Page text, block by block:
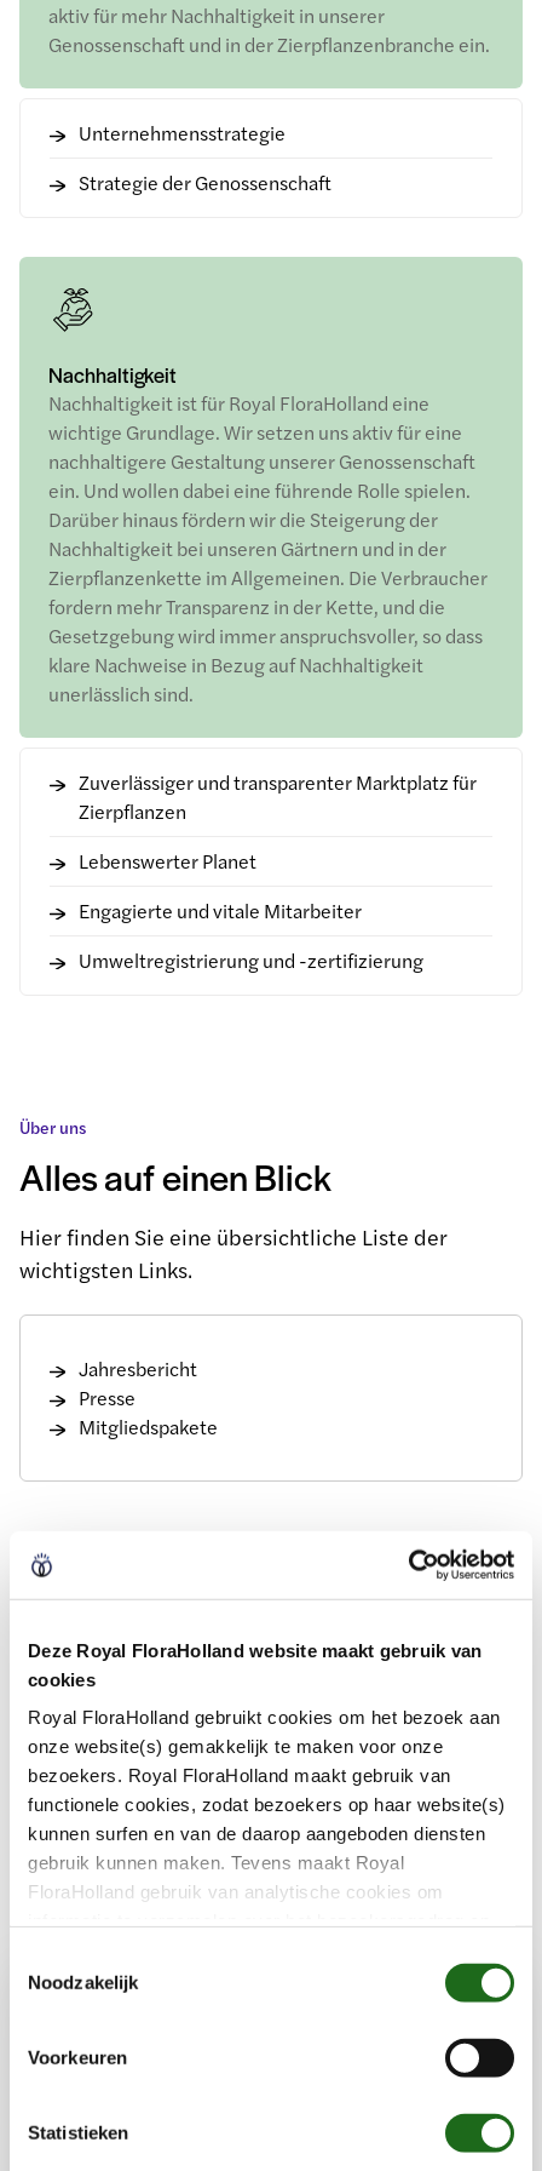
Deze Royal FloraHolland website maakt gebruik van
cookies
Royal FloraHolland gebruikt cookies om het bezoek aan
onze website(s) gemakkelijk te maken voor onze
bezoekers. Royal FloraHolland maakt gebruik van
functionele cookies, zodat bezoekers op haar website(s)
kunnen surfen en van de daarop aangeboden diensten
gebruik kunnen maken. Tevens maakt Royal
FloraHolland gebruik van analytische cookies om
géén informatie bewaard waarmee uw identiteit kan
anoniem. U gaat akkoord met deze cookies als u onze
website(s) blijft gebruiken.
Noodzakelijk
Voorkeuren
Statistieken
aktiv für mehr Nachhaltigkeit in unserer
Genossenschaft und in der Zierpflanzenbranche ein.
Unternehmensstrategie
Strategie der Genossenschaft
Nachhaltigkeit
Nachhaltigkeit ist für Royal FloraHolland eine
wichtige Grundlage. Wir setzen uns aktiv für eine
nachhaltigere Gestaltung unserer Genossenschaft
ein. Und wollen dabei eine führende Rolle spielen.
Darüber hinaus fördern wir die Steigerung der
Nachhaltigkeit bei unseren Gärtnern und in der
Zierpflanzenkette im Allgemeinen. Die Verbraucher
fordern mehr Transparenz in der Kette, und die
Gesetzgebung wird immer anspruchsvoller, so dass
klare Nachweise in Bezug auf Nachhaltigkeit
unerlässlich sind.
Zuverlässiger und transparenter Marktplatz für
Zierpflanzen
Lebenswerter Planet
Engagierte und vitale Mitarbeiter
Umweltregistrierung und -zertifizierung
Über uns
Alles auf einen Blick
Hier finden Sie eine übersichtliche Liste der
wichtigsten Links.
Jahresbericht
Presse
Mitgliedspakete
Unsere Geschichte
Sehen Sie sich das Video an, in dem unsere
Geschichte in einer Minute erzählt wird: Wer wir
sind, was wir tun und was wir für unsere
Mitglieder, Gärtner, Einkäufer und die
Zierpflanzenbranche bedeuten.
Die Welt verändert sich rasend schnell, und
Royal FloraHolland hält Schritt. Gemeinsam